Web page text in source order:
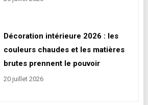
Décoration intérieure 2026 : les
couleurs chaudes et les matières
brutes prennent le pouvoir
20 juillet 2026